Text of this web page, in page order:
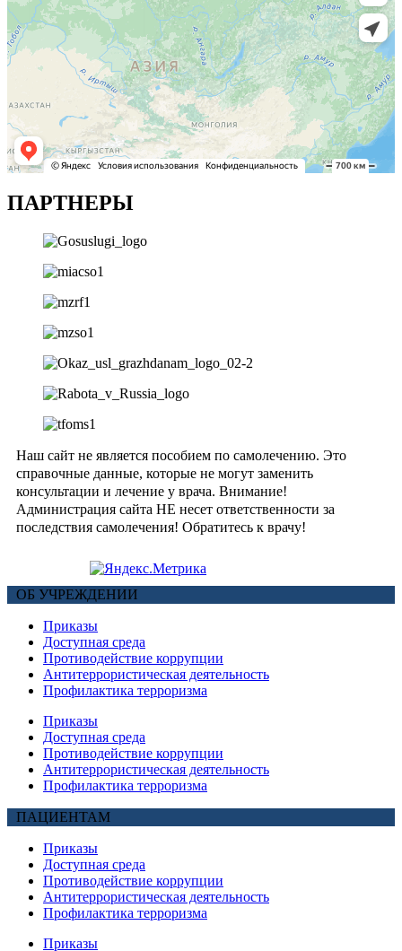
ПАРТНЕРЫ
Наш сайт не является пособием по самолечению. Это
справочные данные, которые не могут заменить
консультации и лечение у врача. Внимание!
Администрация сайта НЕ несет ответственности за
последствия самолечения! Обратитесь к врачу!
ОБ УЧРЕЖДЕНИИ
Приказы
Доступная среда
Противодействие коррупции
Антитеррористическая деятельность
Профилактика терроризма
Приказы
Доступная среда
Противодействие коррупции
Антитеррористическая деятельность
Профилактика терроризма
ПАЦИЕНТАМ
Приказы
Доступная среда
Противодействие коррупции
Антитеррористическая деятельность
Профилактика терроризма
Приказы